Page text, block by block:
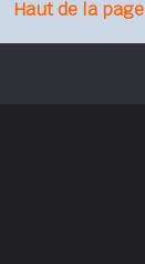
Haut de la page